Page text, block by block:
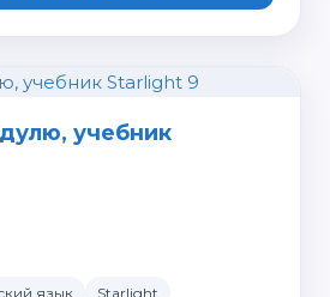
учебник
язык
Starlight